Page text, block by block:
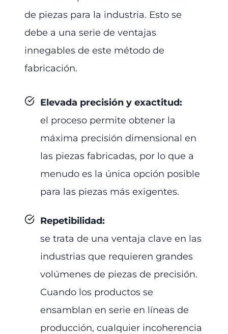
de piezas para la industria. Esto se
debe a una serie de ventajas
innegables de este método de
fabricación.
Elevada precisión y exactitud:
el proceso permite obtener la
máxima precisión dimensional en
las piezas fabricadas, por lo que a
menudo es la única opción posible
para las piezas más exigentes.
Repetibilidad:
se trata de una ventaja clave en las
industrias que requieren grandes
volúmenes de piezas de precisión.
Cuando los productos se
ensamblan en serie en líneas de
producción, cualquier incoherencia